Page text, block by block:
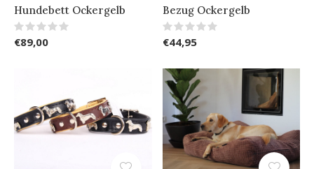
Hundebett Ockergelb
€89,00
Bezug Ockergelb
€44,95